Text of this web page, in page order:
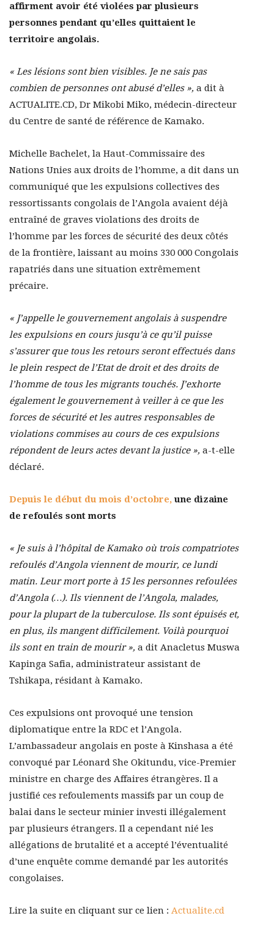
affirment avoir été violées par plusieurs
personnes pendant qu’elles quittaient le
territoire angolais.
« Les lésions sont bien visibles. Je ne sais pas
combien de personnes ont abusé d’elles », a dit à
ACTUALITE.CD, Dr Mikobi Miko, médecin-directeur
du Centre de santé de référence de Kamako.
Michelle Bachelet, la Haut-Commissaire des
Nations Unies aux droits de l’homme, a dit dans un
communiqué que les expulsions collectives des
ressortissants congolais de l’Angola avaient déjà
entraîné de graves violations des droits de
l’homme par les forces de sécurité des deux côtés
de la frontière, laissant au moins 330 000 Congolais
rapatriés dans une situation extrêmement
précaire.
« J’appelle le gouvernement angolais à suspendre
les expulsions en cours jusqu’à ce qu’il puisse
s’assurer que tous les retours seront effectués dans
le plein respect de l’Etat de droit et des droits de
l’homme de tous les migrants touchés. J’exhorte
également le gouvernement à veiller à ce que les
forces de sécurité et les autres responsables de
violations commises au cours de ces expulsions
répondent de leurs actes devant la justice », a-t-elle
déclaré.
Depuis le début du mois d’octobre, une dizaine
de refoulés sont morts
« Je suis à l’hôpital de Kamako où trois compatriotes
refoulés d’Angola viennent de mourir, ce lundi
matin. Leur mort porte à 15 les personnes refoulées
d’Angola (…). Ils viennent de l’Angola, malades,
pour la plupart de la tuberculose. Ils sont épuisés et,
en plus, ils mangent difficilement. Voilà pourquoi
ils sont en train de mourir », a dit Anacletus Muswa
Kapinga Safia, administrateur assistant de
Tshikapa, résidant à Kamako.
Ces expulsions ont provoqué une tension
diplomatique entre la RDC et l’Angola.
L’ambassadeur angolais en poste à Kinshasa a été
convoqué par Léonard She Okitundu, vice-Premier
ministre en charge des Affaires étrangères. Il a
justifié ces refoulements massifs par un coup de
balai dans le secteur minier investi illégalement
par plusieurs étrangers. Il a cependant nié les
allégations de brutalité et a accepté l’éventualité
d’une enquête comme demandé par les autorités
congolaises.
Lire la suite en cliquant sur ce lien : Actualite.cd